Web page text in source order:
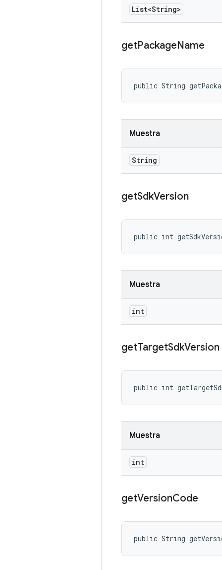
List<String>
getPackageName
public String
Muestra
String
getSdkVersion
public int
Muestra
int
getTargetSdkVersion
public int
Muestra
int
getVersionCode
public String